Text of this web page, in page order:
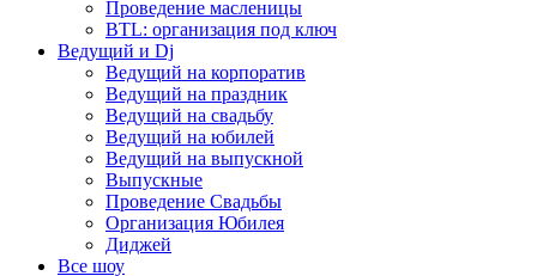
Проведение масленицы
BTL: организация под ключ
Ведущий и Dj
Ведущий на корпоратив
Ведущий на праздник
Ведущий на свадьбу
Ведущий на юбилей
Ведущий на выпускной
Выпускные
Проведение Свадьбы
Организация Юбилея
Диджей
Все шоу